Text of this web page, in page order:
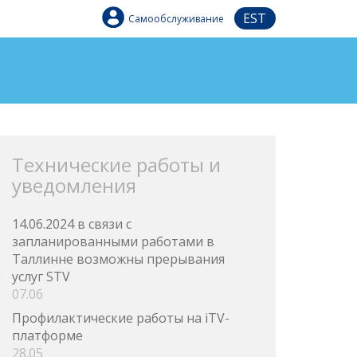
Самообслуживание EST
Технические работы и
уведомления
14.06.2024 в связи с
запланированными работами в
Таллинне возможны прерывания
услуг STV
07.06
Профилактические работы на iTV-
платформе
28.05